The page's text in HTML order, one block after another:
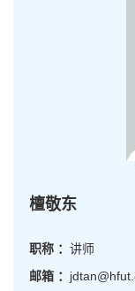
檀敬东
职称 ： 讲师
邮箱 ：